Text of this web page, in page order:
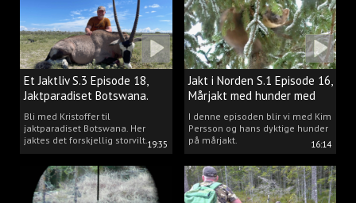
19:35
Et Jaktliv S.3 Episode 18,
Jaktparadiset Botswana.
Bli med Kristoffer til
jaktparadiset Botswana. Her
jaktes det forskjellig storvilt.
16:14
Jakt i Norden S.1 Episode 16,
Mårjakt med hunder med
Kim Persson
I denne episoden blir vi med Kim
Persson og hans dyktige hunder
på mårjakt.